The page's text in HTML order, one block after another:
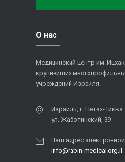
О нас
Медицинский центр им.
крупнейших
учреждений Израиля.
Израиль, г. Петах-Тиква
ул. Жаботинский, 39
Наш адрес
info@rabin-medical.org.il